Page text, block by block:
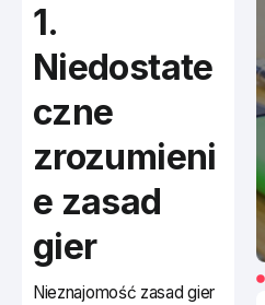
1.
Niedostate
czne
zrozumieni
e zasad
gier
Nieznajomość zasad gier